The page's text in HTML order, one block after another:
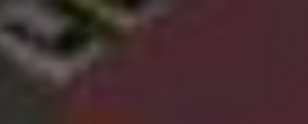
Задать быстрый вопрос